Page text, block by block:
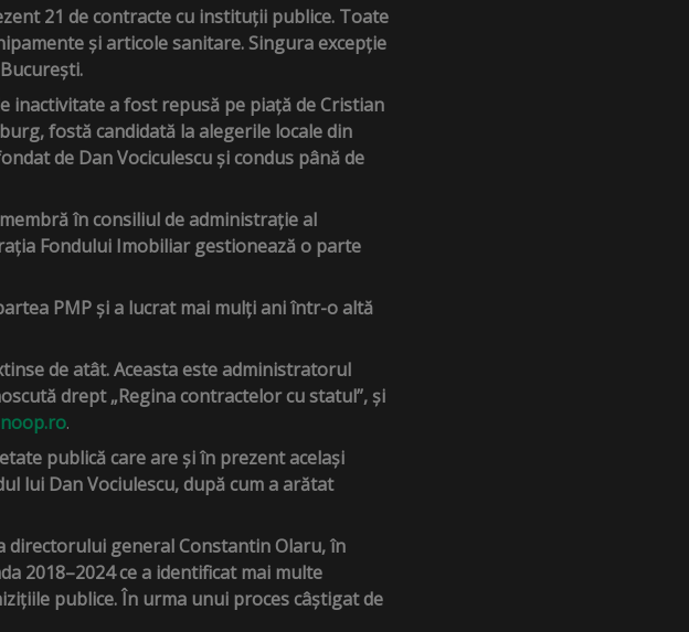
21 de contracte cu instituții publice. Toate
și articole sanitare. Singura excepție
inactivitate a fost repusă pe piață de Cristian
fostă candidată la alegerile locale din
de Dan Vociculescu și condus până de
în consiliul de administrație al
Fondului Imobiliar gestionează o parte
PMP și a lucrat mai mulți ani într-o altă
de atât. Aceasta este administratorul
drept „Regina contractelor cu statul”, și
.
publică care are și în prezent același
lui Dan Vociulescu, după cum a arătat
directorului general Constantin Olaru, în
2018–2024 ce a identificat mai multe
publice. În urma unui proces câștigat de